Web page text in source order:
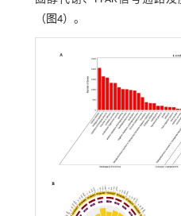
（ 图4）。